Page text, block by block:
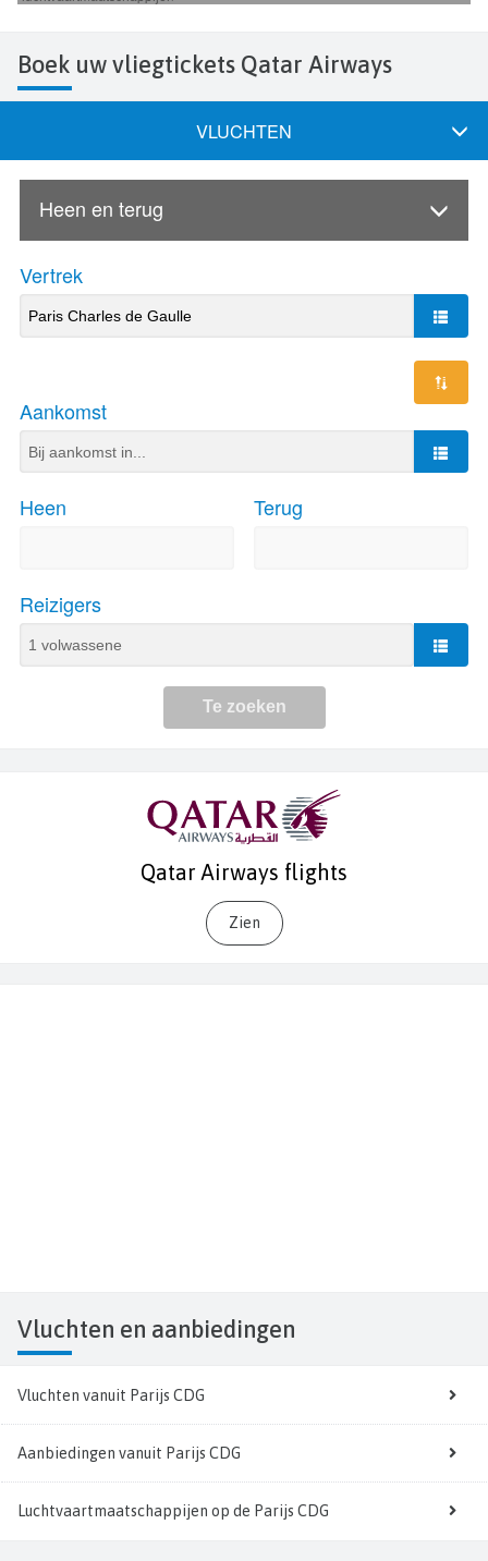
Boek uw vliegtickets Qatar Airways
Qatar Airways flights
Zien
Vluchten en aanbiedingen
Vluchten vanuit Parijs CDG
Aanbiedingen vanuit Parijs CDG
Luchtvaartmaatschappijen op de Parijs CDG